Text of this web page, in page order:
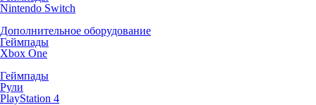
Nintendo Switch
Дополнительное оборудование
Геймпады
Xbox One
Геймпады
Рули
PlayStation 4